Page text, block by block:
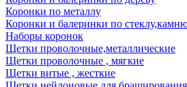
Коронки по металлу
Коронки и балеринки по
Наборы коронок
Щетки проволочные,металлические
Щетки проволочные , мягкие
Щетки витые , жесткие